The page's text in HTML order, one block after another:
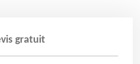
gratuit